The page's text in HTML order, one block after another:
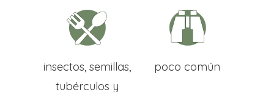
insectos, semillas,
tubérculos y
poco común
Inicio
Mapa
Murales